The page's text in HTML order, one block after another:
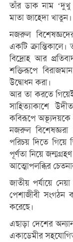
তাঁর ডাক নাম
মাতা জাহেদা খাতুন।
নজরুল
একটি
বিদ্রোহ আর
শক্তিরূপে
উদ্বোধন করা।
আর তা করতে
সাহিত্যাকাশে
কবিরূপে অভ্যূদয়কে
নজরুল বিশেষজ্ঞরা
পরিচয় দিতে
পূর্ণতা নিয়ে
আত্মোপলব্ধির
জাতীয় পর্যায়ে
পেশাজীবী সংগঠন
করেছে।
এছাড়া দেশের
একাডেমীর